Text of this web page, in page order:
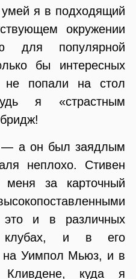
я в подходящий
окружении
для популярной
бы интересных
попали на стол
я «страстным
а он был заядлым
неплохо. Стивен
меня за карточный
это и в различных
клубах, и в его
на Уимпол Мьюз, и в
Кливдене, куда я